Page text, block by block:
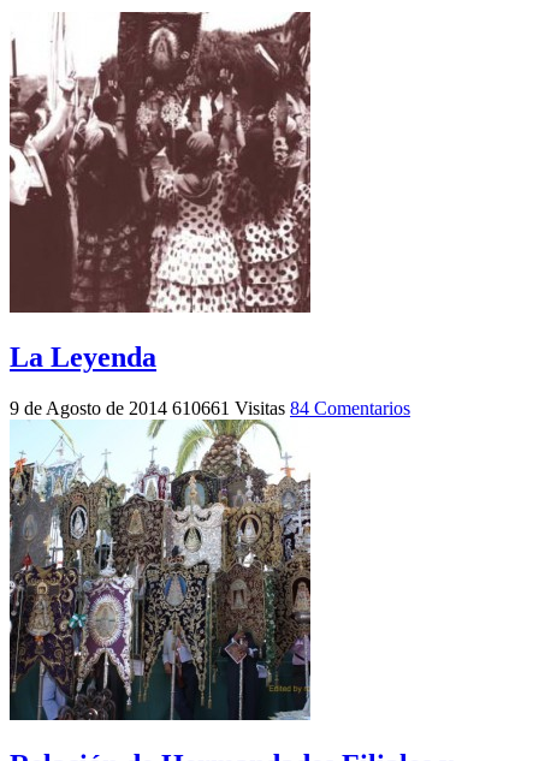
La Leyenda
9 de Agosto de 2014 610661 Visitas 84 Comentarios